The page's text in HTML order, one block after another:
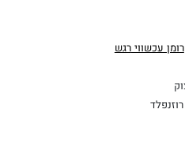
רומן עכשווירגש
חום גבוה. סיוט
יותר בין השמיכות.